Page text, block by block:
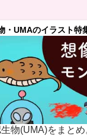
・UMAのイラスト特
物(UMA)をまと